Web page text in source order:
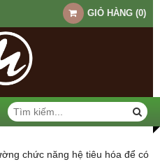
GIỎ HÀNG (0)
chức năng hệ tiêu hóa để có